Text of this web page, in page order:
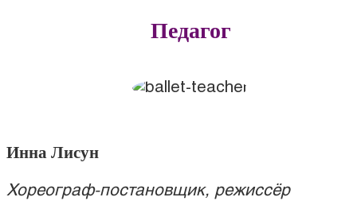
Педагог
Инна Лисун
Хореограф-постановщик, режиссёр